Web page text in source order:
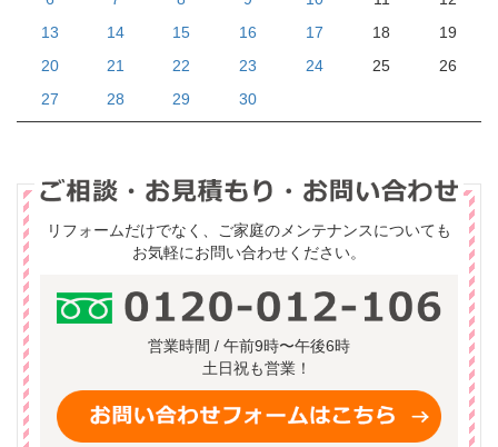
13
14 15 16 17 18
19
20
21 22 23 24 25
26
27
28 29 30
リフォームだけでなく、ご家庭のメンテナンスについても
お気軽にお問い合わせください。
営業時間 / 午前9時〜午後6時
土日祝も営業！